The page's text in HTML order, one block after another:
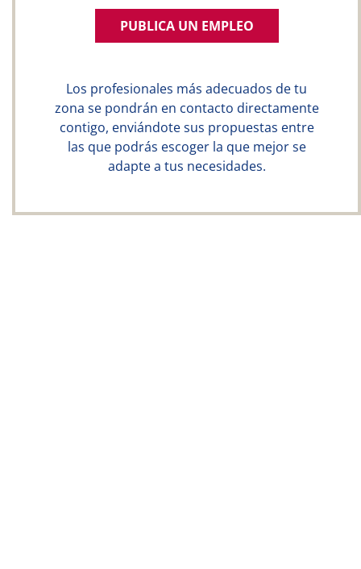
PUBLICA UN EMPLEO
Los profesionales más adecuados de tu
zona se pondrán en contacto directamente
contigo, enviándote sus propuestas entre
las que podrás escoger la que mejor se
adapte a tus necesidades.